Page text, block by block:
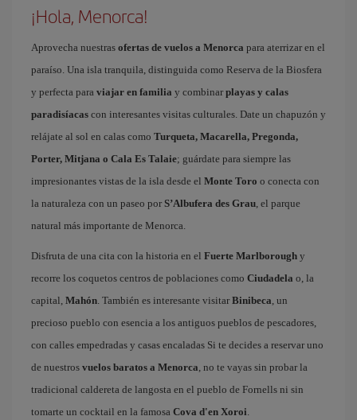
¡Hola, Menorca!
Aprovecha nuestras ofertas de vuelos a Menorca para aterrizar en el
paraíso. Una isla tranquila, distinguida como Reserva de la Biosfera
y perfecta para viajar en familia y combinar playas y calas
paradisíacas con interesantes visitas culturales. Date un chapuzón y
relájate al sol en calas como Turqueta, Macarella, Pregonda,
Porter, Mitjana o Cala Es Talaie; guárdate para siempre las
impresionantes vistas de la isla desde el Monte Toro o conecta con
la naturaleza con un paseo por S’Albufera des Grau, el parque
natural más importante de Menorca.
Disfruta de una cita con la historia en el Fuerte Marlborough y
recorre los coquetos centros de poblaciones como Ciudadela o, la
capital, Mahón. También es interesante visitar Binibeca, un
precioso pueblo con esencia a los antiguos pueblos de pescadores,
con calles empedradas y casas encaladas Si te decides a reservar uno
de nuestros vuelos baratos a Menorca, no te vayas sin probar la
tradicional caldereta de langosta en el pueblo de Fornells ni sin
tomarte un cocktail en la famosa Cova d'en Xoroi.